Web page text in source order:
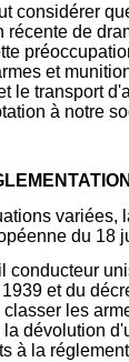
considérer
récente de
et
le transport
à notre
variées,
du 18
conducteur
et du
les
dévolution
à la